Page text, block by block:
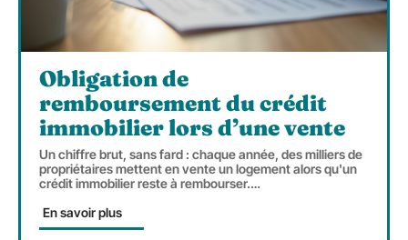
Obligation de
remboursement du crédit
immobilier lors d’une vente
Un chiffre brut, sans fard : chaque année, des milliers de
propriétaires mettent en vente un logement alors qu'un
crédit immobilier reste à rembourser.…
En savoir plus